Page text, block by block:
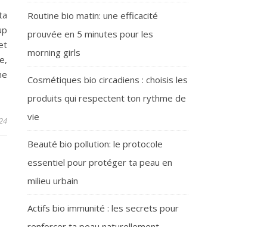
Routine bio matin: une efficacité
prouvée en 5 minutes pour les
morning girls
Cosmétiques bio circadiens : choisis les
produits qui respectent ton rythme de
vie
Beauté bio pollution: le protocole
essentiel pour protéger ta peau en
milieu urbain
Actifs bio immunité : les secrets pour